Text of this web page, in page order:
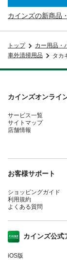
カインズの新商品
トップ カー用品・
車外清掃用品
タカ
カインズオンライ
サービス一覧
サイトマップ
店舗情報
お客様サポート
ショッピングガイド
利用規約
よくある質問
カインズ公式
iOS版